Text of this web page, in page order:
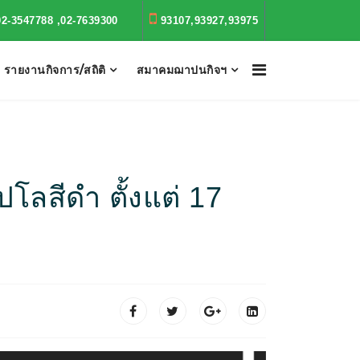
3547788 ,02-7639300 93107,93927,93975
รายงานกิจการ/สถิติ สมาคมฌาปนกิจฯ
ลสีดำ ตั้งแต่ 17